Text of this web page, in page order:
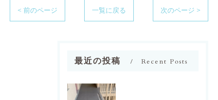
< 前のページ 一覧に戻る 次のページ >
最近の投稿 Recent Posts